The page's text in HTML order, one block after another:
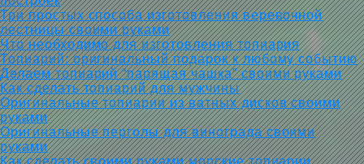
Три простых способа изготовления веревочной
лестницы своими руками
Что необходимо для изготовления топиария
Топиарий: оригинальный подарок к любому событию
Делаем топиарий “парящая чашка” своими руками
Как сделать топиарий для мужчины
Оригинальные топиарии из ватных дисков своими
руками
Оригинальные перголы для винограда своими
руками
Как сделать своими руками морские топиарии